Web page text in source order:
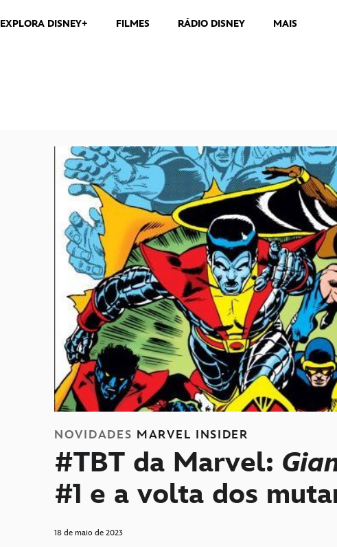
EXPLORA DISNEY+ FILMES RÁDIO DISNEY MAIS
NOVIDADES MARVEL INSIDER
#TBT da Marvel:
#1 e a volta dos
18 de maio de 2023